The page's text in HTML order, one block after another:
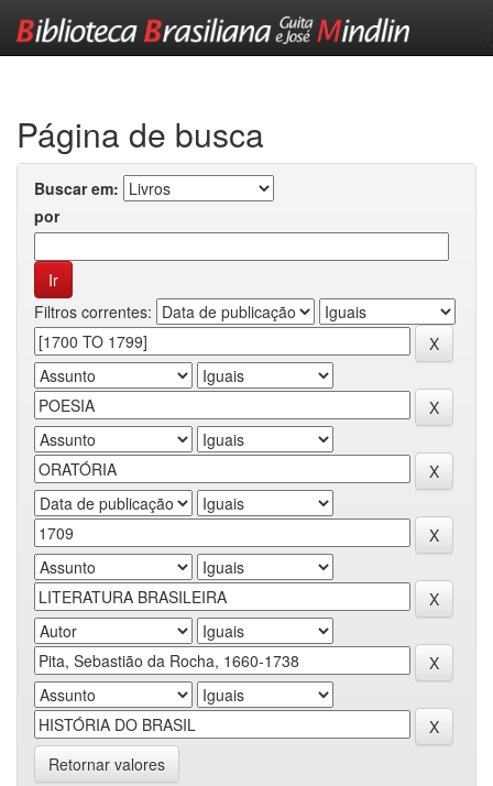
Página de busca
Buscar em:
por
Filtros correntes:
Retornar valores